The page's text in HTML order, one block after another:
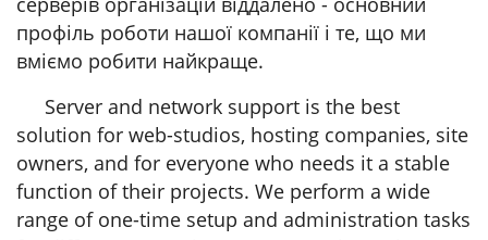
профіль роботи нашої компанії і те, що ми
вміємо робити найкраще.
Server and network support is the best
solution for web-studios, hosting companies, site
owners, and for everyone who needs it a stable
function of their projects. We perform a wide
range of one-time setup and administration tasks